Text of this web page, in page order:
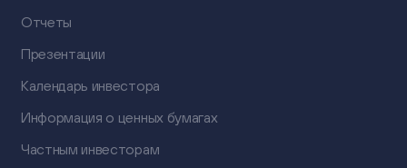
Отчеты
Презентации
Календарь инвестора
Информация о ценных бумагах
Частным инвесторам